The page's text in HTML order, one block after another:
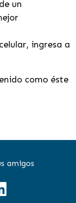
un
ingresa a
como éste
amigos